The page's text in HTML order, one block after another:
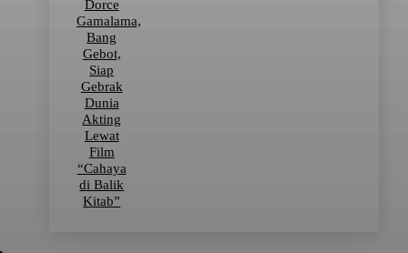
Dorce
Gamalama,
Bang
Gebot,
Siap
Gebrak
Dunia
Akting
Lewat
Film
“Cahaya
di Balik
Kitab”